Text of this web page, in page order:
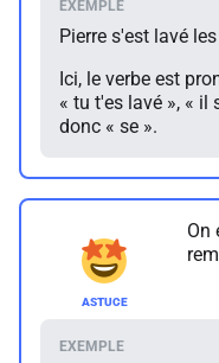
Pierre s'est lavé
Ici, le verbe est
« tu t'es lavé », « il
donc « se ».
On